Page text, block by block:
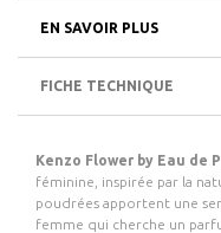
EN SAVOIR PLUS
FICHE TECHNIQUE
Kenzo Flower by Eau de
féminine, inspirée par la
poudrées apportent une
femme qui cherche un